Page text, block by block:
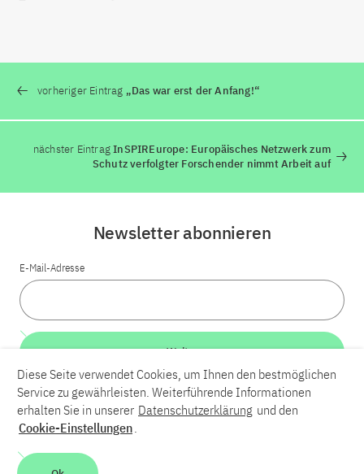
vorheriger Eintrag „Das war erst der Anfang!“
nächster EintragInSPIREurope: Europäisches Netzwerk zum
Schutz verfolgter Forschender nimmt Arbeit auf
LinkedInBlueskyYouTube
Kontakt
Newsletter abonnieren
E-Mail-Adresse
Weiter
Diese Seite verwendet Cookies, um Ihnen den bestmöglichen
Service zu gewährleisten. Weiterführende Informationen
erhalten Sie in unserer Datenschutzerklärung und den
Cookie-Einstellungen.